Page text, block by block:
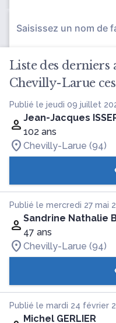
Liste des derniers
Chevilly-Larue
Publié le jeudi 09 juillet
Jean-Jacques
102 ans
Chevilly-Larue (94)
Publié le mercredi 27 mai
Sandrine Nathalie
47 ans
Chevilly-Larue (94)
Publié le mardi 24 février
Michel GERLIER